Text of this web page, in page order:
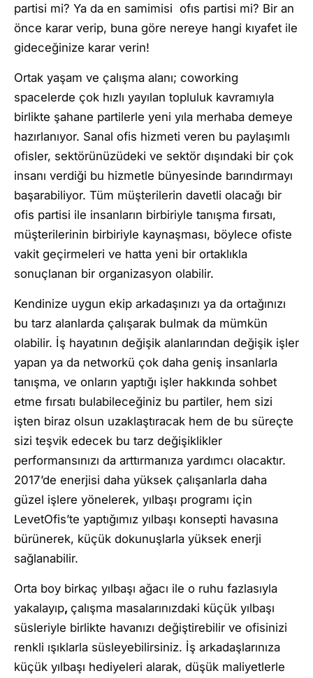
partisi mi? Ya da en samimisi ofıs partisi mi? Bir an
önce karar verip, buna göre nereye hangi kıyafet ile
gideceğinize karar verin!
Ortak yaşam ve çalışma alanı; coworking
spacelerde çok hızlı yayılan topluluk kavramıyla
birlikte şahane partilerle yeni yıla merhaba demeye
hazırlanıyor. Sanal ofis hizmeti veren bu paylaşımlı
ofisler, sektörünüzüdeki ve sektör dışındaki bir çok
insanı verdiği bu hizmetle bünyesinde barındırmayı
başarabiliyor. Tüm müşterilerin davetli olacağı bir
ofis partisi ile insanların birbiriyle tanışma fırsatı,
müşterilerinin birbiriyle kaynaşması, böylece ofiste
vakit geçirmeleri ve hatta yeni bir ortaklıkla
sonuçlanan bir organizasyon olabilir.
Kendinize uygun ekip arkadaşınızı ya da ortağınızı
bu tarz alanlarda çalışarak bulmak da mümkün
olabilir. İş hayatının değişik alanlarından değişik işler
yapan ya da networkü çok daha geniş insanlarla
tanışma, ve onların yaptığı işler hakkında sohbet
etme fırsatı bulabileceğiniz bu partiler, hem sizi
işten biraz olsun uzaklaştıracak hem de bu süreçte
sizi teşvik edecek bu tarz değişiklikler
performansınızı da arttırmanıza yardımcı olacaktır.
2017’de enerjisi daha yüksek çalışanlarla daha
güzel işlere yönelerek, yılbaşı programı için
LevetOfis’te yaptığımız yılbaşı konsepti havasına
bürünerek, küçük dokunuşlarla yüksek enerji
sağlanabilir.
Orta boy birkaç yılbaşı ağacı ile o ruhu fazlasıyla
yakalayıp, çalışma masalarınızdaki küçük yılbaşı
süsleriyle birlikte havanızı değiştirebilir ve ofisinizi
renkli ışıklarla süsleyebilirsiniz. İş arkadaşlarınıza
küçük yılbaşı hediyeleri alarak, düşük maliyetlerle